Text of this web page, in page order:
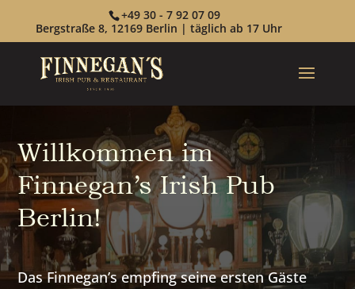
+49 30 - 7 92 07 09
Bergstraße 8, 12169 Berlin | täglich ab 17 Uhr
Willkommen im
Finnegan’s Irish Pub
Berlin!
Das Finnegan’s empfing seine ersten Gäste